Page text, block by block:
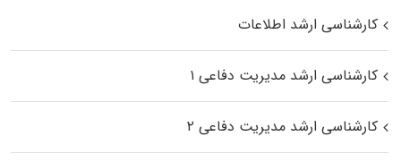
کارشناسی ارشد اطلاعات
کارشناسی ارشد مدیریت دفاعی ۱
کارشناسی ارشد مدیریت دفاعی ۲